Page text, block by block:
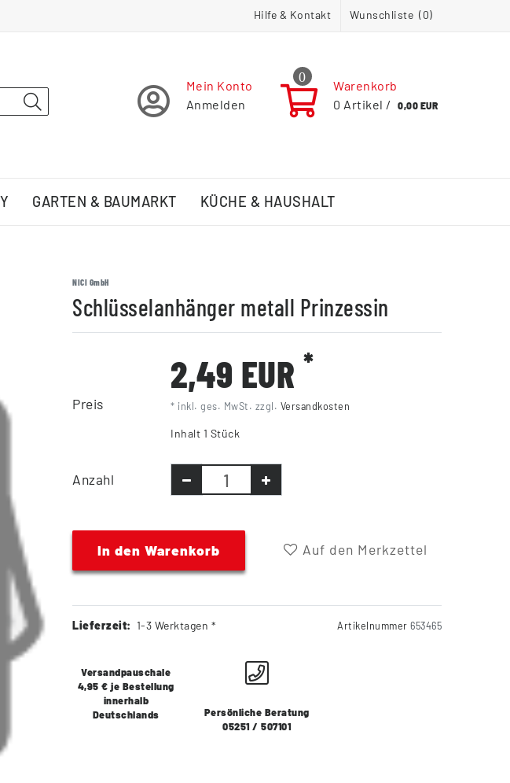
Hilfe & Kontakt Wunschliste (0)
Mein Konto
Anmelden
0
Warenkorb
0 Artikel / 0,00 EUR
GARTEN & BAUMARKT KÜCHE & HAUSHALT
NICI GmbH
Schlüsselanhänger metall Prinzessin
Preis
2,49 EUR *
* inkl. ges. MwSt. zzgl. Versandkosten
Inhalt 1 Stück
Anzahl
In den Warenkorb Auf den Merkzettel
Lieferzeit: 1-3 Werktagen * Artikelnummer 653465
Versandpauschale
4,95 € je Bestellung
innerhalb
Deutschlands
Persönliche Beratung
05251 / 507101